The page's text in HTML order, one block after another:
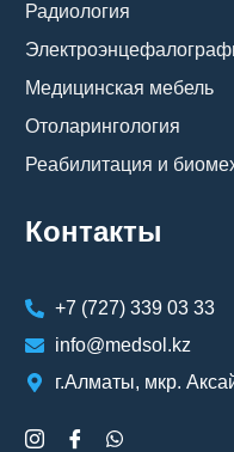
Радиология
Медицинская мебель
Отоларингология
Реабилитация и
Контакты
+7 (727) 339 03 33
info@medsol.kz
г.Алматы, мкр.